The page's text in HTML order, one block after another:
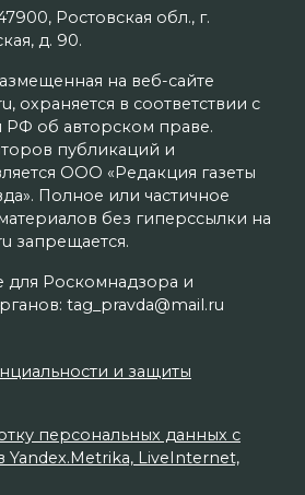
Ростовская обл., г.
д. 90.
на веб-сайте
охраняется в соответствии с
РФ об авторском праве.
публикаций и
ООО «Редакция газеты
Полное или частичное
без гиперссылки на
запрещается.
для Роскомнадзора и
tag_pravda@mail.ru
и защиты
персональных данных с
LiveInternet,